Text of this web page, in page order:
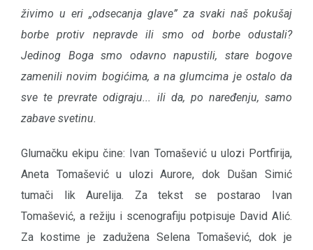
živimo u eri „odsecanja glave” za svaki naš pokušaj
borbe protiv nepravde ili smo od borbe odustali?
Jedinog Boga smo odavno napustili, stare bogove
zamenili novim bogićima, a na glumcima je ostalo da
sve te prevrate odigraju... ili da, po naređenju, samo
zabave svetinu.
Glumačku ekipu čine: Ivan Tomašević u ulozi Portfirija,
Aneta Tomašević u ulozi Aurore, dok Dušan Simić
tumači lik Aurelija. Za tekst se postarao Ivan
Tomašević, a režiju i scenografiju potpisuje David Alić.
Za kostime je zadužena Selena Tomašević, dok je